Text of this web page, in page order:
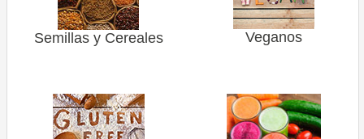
Semillas y Cereales Veganos